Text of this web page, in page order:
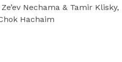
Nechama & Tamir Klisky,
Hachaim